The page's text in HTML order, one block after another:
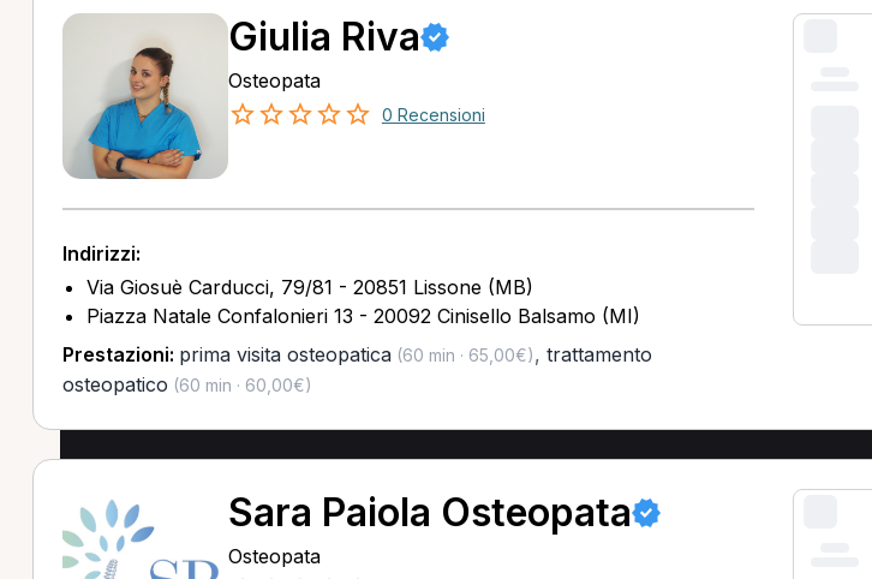
Giulia Riva
Osteopata
0 Recensioni
Indirizzi:
Via Giosuè Carducci, 79/81 - 20851 Lissone (MB)
Piazza Natale Confalonieri 13 - 20092 Cinisello Balsamo (MI)
Prestazioni: prima visita osteopatica(60 min · 65,00€), trattamento
osteopatico (60 min · 60,00€)
Sara Paiola Osteopata
Osteopata